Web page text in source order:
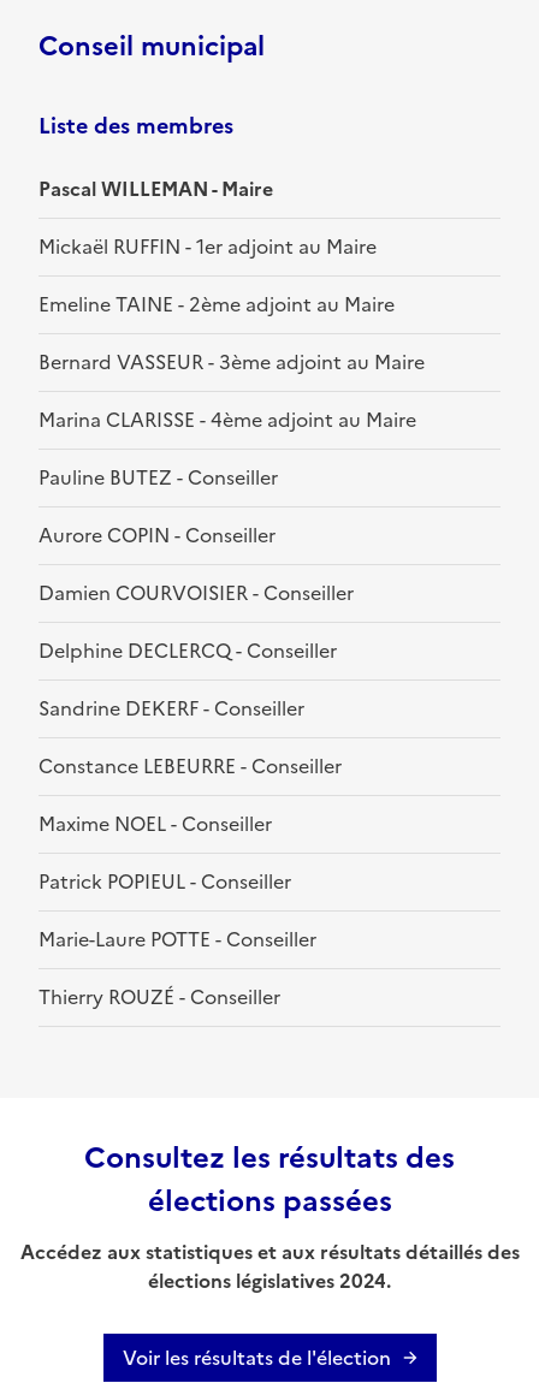
Conseil municipal
Liste des membres
Pascal WILLEMAN - Maire
Mickaël RUFFIN - 1er adjoint au Maire
Emeline TAINE - 2ème adjoint au Maire
Bernard VASSEUR - 3ème adjoint au Maire
Marina CLARISSE - 4ème adjoint au Maire
Pauline BUTEZ - Conseiller
Aurore COPIN - Conseiller
Damien COURVOISIER - Conseiller
Delphine DECLERCQ - Conseiller
Sandrine DEKERF - Conseiller
Constance LEBEURRE - Conseiller
Maxime NOEL - Conseiller
Patrick POPIEUL - Conseiller
Marie-Laure POTTE - Conseiller
Thierry ROUZÉ - Conseiller
Consultez les résultats des
élections passées
Accédez aux statistiques et aux résultats détaillés des
élections législatives 2024.
Voir les résultats de l'élection